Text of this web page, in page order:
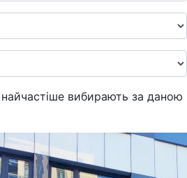
найчастіше вибирають за даною